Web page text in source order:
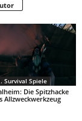
Survival Spiele
Die Spitzhacke
Allzweckwerkzeug